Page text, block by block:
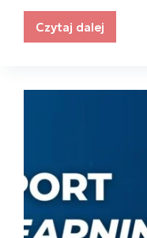
Czytaj dalej
49%
zostaje
edukacją
w
Polsce?
2025